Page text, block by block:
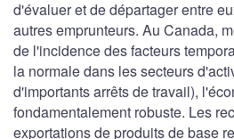
d'évaluer et de départager entre
autres emprunteurs. Au Canada,
de l'incidence des facteurs
la normale dans les secteurs
d'importants arrêts de travail),
fondamentalement robuste. Les
exportations de produits de base